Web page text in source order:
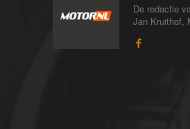
De redactie
Jan Kruithof,